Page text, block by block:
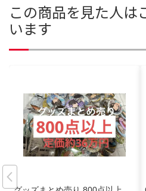
この商品を見た人は
います